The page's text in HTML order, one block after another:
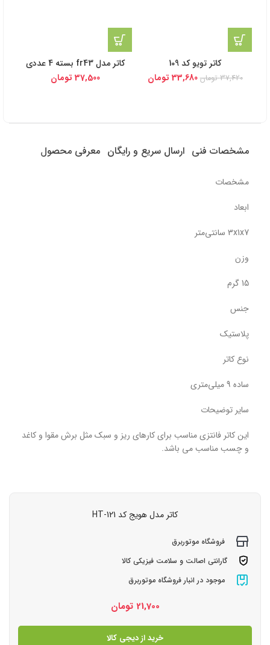
کاتر تویو کد 109
37,420 تومان 33,680 تومان
کاتر مدل fr43 بسته 4 عددی
37,500 تومان
مشخصات فنی ارسال سریع و رایگان معرفی محصول
مشخصات
ابعاد
3x1x7 سانتی‌متر
وزن
15 گرم
جنس
پلاستیک
نوع کاتر
ساده 9 میلی‌متری
سایر توضیحات
این کاتر فانتزی مناسب برای کارهای ریز و سبک مثل برش مقوا و کاغد
و چسب مناسب می باشد.
کاتر مدل هویج کد HT-121
فروشگاه موتوربرق
گارانتی اصالت و سلامت فیزیکی کالا
موجود در انبار فروشگاه موتوربرق
21,700 تومان
خرید از دیجی کالا